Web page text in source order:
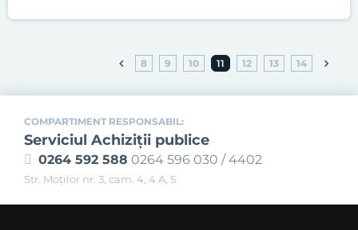
8 9 10 11 12 13 14
COMPARTIMENT RESPONSABIL:
Serviciul Achiziţii publice
0264 592 588 0264 596 030 / 4402
Str. Moţilor nr. 3, cam. 4, 4 A, 5